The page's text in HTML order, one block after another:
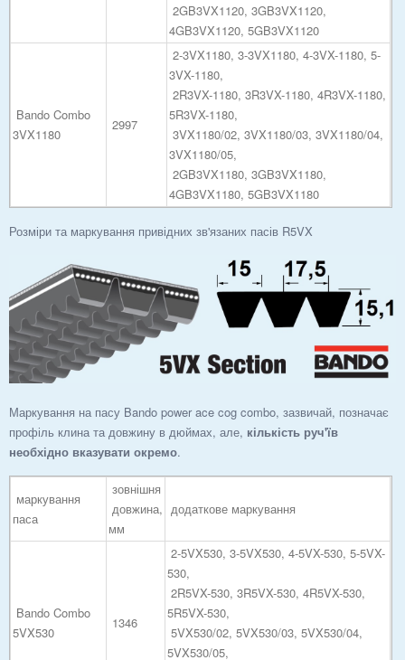
2GB3VX1120, 3GB3VX1120,
4GB3VX1120, 5GB3VX1120
Bando Combo
3VX1180
2997
2-3VX1180, 3-3VX1180, 4-3VX-1180, 5-
3VX-1180,
2R3VX-1180, 3R3VX-1180, 4R3VX-1180,
5R3VX-1180,
3VX1180/02, 3VX1180/03, 3VX1180/04,
3VX1180/05,
2GB3VX1180, 3GB3VX1180,
4GB3VX1180, 5GB3VX1180
Розміри та маркування привідних зв'язаних пасів R5VX
Маркування на пасу Bando power ace cog combo, зазвичай, позначає
профіль клина та довжину в дюймах, але, кількість руч'їв
необхідно вказувати окремо.
маркування
паса
зовнішня
довжина,
мм
додаткове маркування
Bando Combo
5VX530
1346
2-5VX530, 3-5VX530, 4-5VX-530, 5-5VX-
530,
2R5VX-530, 3R5VX-530, 4R5VX-530,
5R5VX-530,
5VX530/02, 5VX530/03, 5VX530/04,
5VX530/05,